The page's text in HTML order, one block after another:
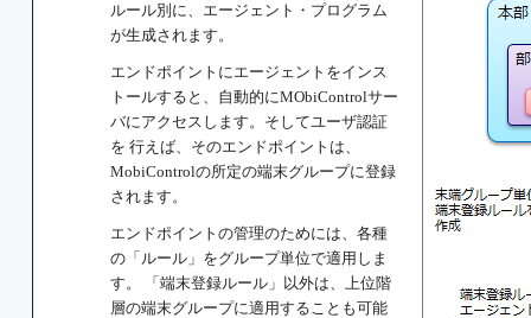
ルール別に、エージェント・プログラム
が生成されます。
エンドポイントにエージェントをインス
トールすると、自動的にMObiControlサー
バにアクセスします。そしてユーザ認証
を 行えば、そのエンドポイントは、
MobiControlの所定の端末グループに登録
されます。
エンドポイントの管理のためには、各種
の「ルール」をグループ単位で適用しま
す。 「端末登録ルール」以外は、上位階
層の端末グループに適用することも可能